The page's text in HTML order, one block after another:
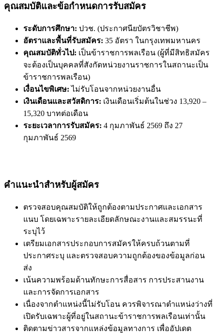
คุณสมบัติและข้อกำหนดการรับสมัคร
ระดับการศึกษา: ปวช. (ประกาศนียบัตรวิชาชีพ)
อัตราและพื้นที่รับสมัคร: 35 อัตรา ในกรุงเทพมหานคร
คุณสมบัติทั่วไป: เป็นข้าราชการพลเรือน (ผู้ที่มีสิทธิสมัคร
จะต้องเป็นบุคคลที่สังกัดหน่วยงานราชการในสถานะเป็น
ข้าราชการพลเรือน)
เงื่อนไขพิเศษ: ไม่รับโอนจากหน่วยงานอื่น
เงินเดือนและสวัสดิการ: เงินเดือนเริ่มต้นในช่วง 13,920 –
15,320 บาทต่อเดือน
ระยะเวลาการรับสมัคร: 4 กุมภาพันธ์ 2569 ถึง 27
กุมภาพันธ์ 2569
คำแนะนำสำหรับผู้สมัคร
ตรวจสอบคุณสมบัติให้ถูกต้องตามประกาศและเอกสาร
แนบ โดยเฉพาะรายละเอียดลักษณะงานและสมรรนะที่
ระบุไว้
เตรียมเอกสารประกอบการสมัครให้ครบถ้วนตามที่
ประกาศระบุ และตรวจสอบความถูกต้องของข้อมูลก่อน
ส่ง
เน้นความพร้อมด้านทักษะการสื่อสาร การประสานงาน
และการจัดการเอกสาร
เนื่องจากตำแหน่งนี้ไม่รับโอน ควรพิจารณาตำแหน่งว่างที่
เปิดรับเฉพาะผู้ที่อยู่ในสถานะข้าราชการพลเรือนเท่านั้น
ติดตามข่าวสารจากแหล่งข้อมูลทางการ เพื่ออัปเดต